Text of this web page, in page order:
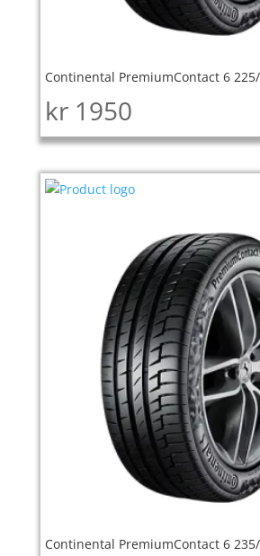
Continental PremiumContact 6
kr 1950
Continental PremiumContact 6